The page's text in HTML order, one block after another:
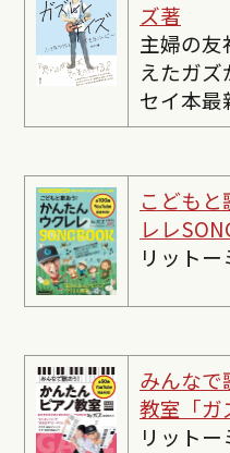
ズ著
主婦の友
えたガ
セイ本最
こども
レレ
リット
みんなで
教室「ガ
リット